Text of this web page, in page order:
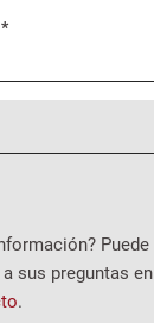
Puede
sus preguntas en
.